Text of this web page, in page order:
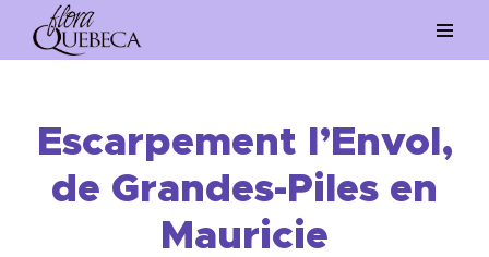
Aller
Escarpement l’Envol,
de Grandes-Piles en
Mauricie